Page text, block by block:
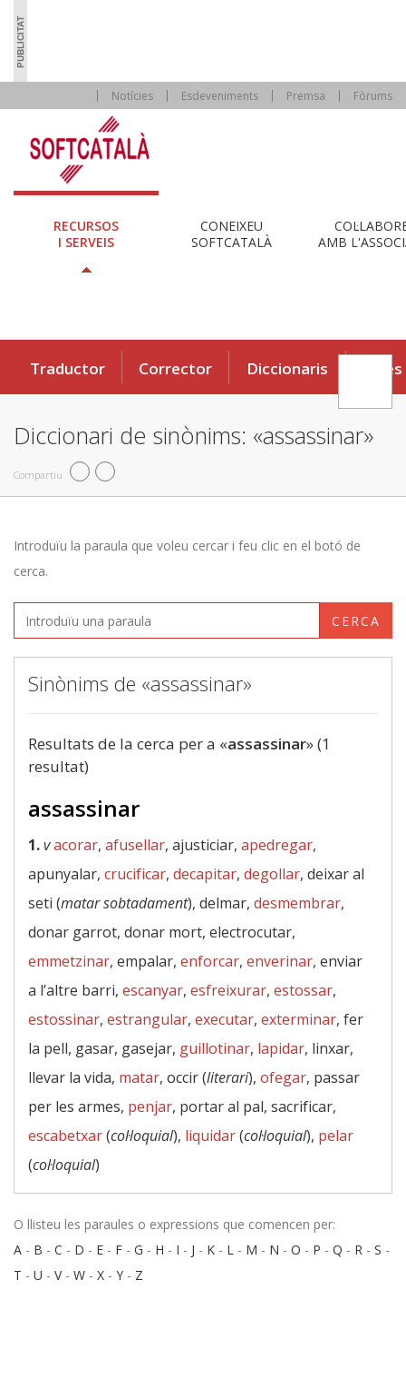
Notícies Esdeveniments Premsa Fòrums
RECURSOS
I SERVEIS
CONEIXEU
SOFTCATALÀ
AMB
Traductor Corrector Diccionaris Eines
Diccionari de sinònims: «assassinar»
Compartiu
Introduïu la paraula que voleu cercar i feu clic en el botó de
cerca.
CERCA
Sinònims de «assassinar»
Resultats de la cerca per a «assassinar» (1
resultat)
assassinar
1.vacorar, afusellar, ajusticiar, apedregar,
apunyalar, crucificar, decapitar, degollar, deixar al
seti (matar sobtadament), delmar, desmembrar,
donar garrot, donar mort, electrocutar,
emmetzinar, empalar, enforcar, enverinar, enviar
a l’altre barri, escanyar, esfreixurar, estossar,
estossinar, estrangular, executar, exterminar, fer
la pell, gasar, gasejar, guillotinar, lapidar, linxar,
llevar la vida, matar, occir (literari), ofegar, passar
per les armes, penjar, portar al pal, sacrificar,
escabetxar(col·loquial), liquidar(col·loquial), pelar
(col·loquial)
O llisteu les paraules o expressions que comencen per:
A - B - C - D - E - F - G - H - I - J - K - L - M - N - O - P - Q - R - S -
T - U - V- W - X - Y - Z